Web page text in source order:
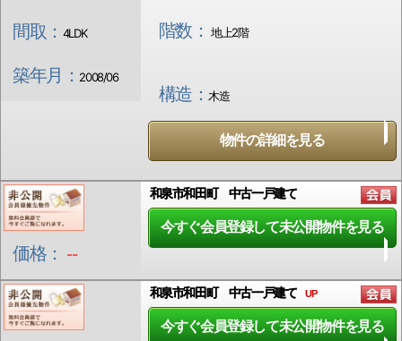
間取： 4LDK
築年月： 2008/06
階数： 地上2階
構造：木造
物件の詳細を見る
価格： --
和泉市和田町 中古一戸建て
今すぐ会員登録して未公開物件を見る
和泉市和田町 中古一戸建て UP
今すぐ会員登録して未公開物件を見る